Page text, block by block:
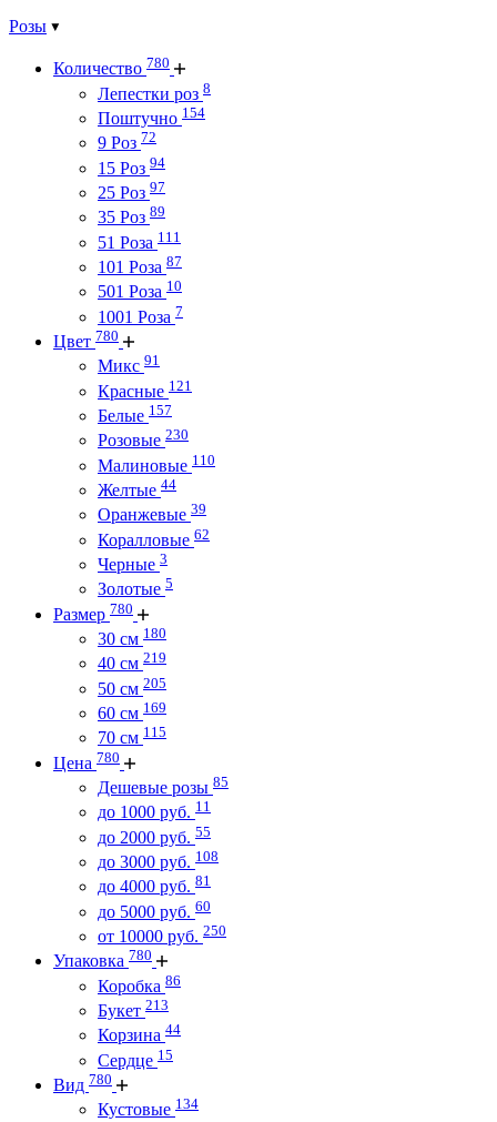
Розы
Количество 780
Лепестки роз 8
Поштучно 154
9 Роз 72
15 Роз 94
25 Роз 97
35 Роз 89
51 Роза 111
101 Роза 87
501 Роза 10
1001 Роза 7
Цвет 780
Микс 91
Красные 121
Белые 157
Розовые 230
Малиновые 110
Желтые 44
Оранжевые 39
Коралловые 62
Черные 3
Золотые 5
Размер 780
30 см 180
40 см 219
50 см 205
60 см 169
70 см 115
Цена 780
Дешевые розы 85
до 1000 руб. 11
до 2000 руб. 55
до 3000 руб. 108
до 4000 руб. 81
до 5000 руб. 60
от 10000 руб. 250
Упаковка 780
Коробка 86
Букет 213
Корзина 44
Сердце 15
Вид 780
Кустовые 134